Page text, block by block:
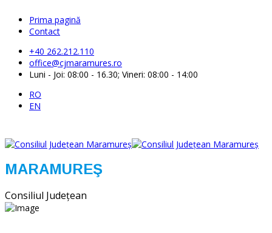
Prima pagină
Contact
+40 262.212.110
office@cjmaramures.ro
Luni - Joi: 08:00 - 16.30; Vineri: 08:00 - 14:00
RO
EN
MARAMUREŞ
Consiliul Judeţean